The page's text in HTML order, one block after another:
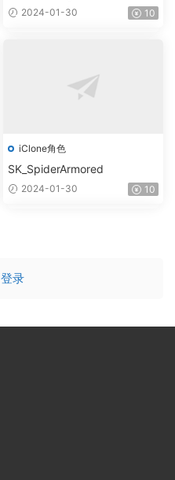
2024-01-30 10
iClone角色
SK_SpiderArmored
2024-01-30 10
登录